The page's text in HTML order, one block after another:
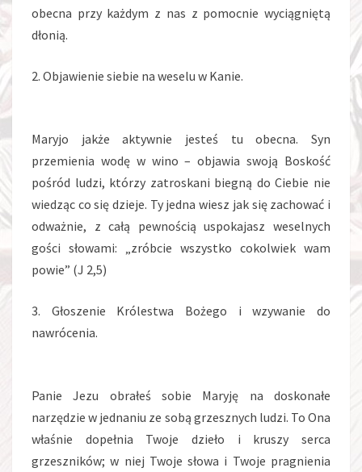
obecna przy każdym z nas z pomocnie wyciągniętą
dłonią.
2. Objawienie siebie na weselu w Kanie.
Maryjo jakże aktywnie jesteś tu obecna. Syn
przemienia wodę w wino – objawia swoją Boskość
pośród ludzi, którzy zatroskani biegną do Ciebie nie
wiedząc co się dzieje. Ty jedna wiesz jak się zachować i
odważnie, z całą pewnością uspokajasz weselnych
gości słowami: „zróbcie wszystko cokolwiek wam
powie” (J 2,5)
3. Głoszenie Królestwa Bożego i wzywanie do
nawrócenia.
Panie Jezu obrałeś sobie Maryję na doskonałe
narzędzie w jednaniu ze sobą grzesznych ludzi. To Ona
właśnie dopełnia Twoje dzieło i kruszy serca
grzeszników; w niej Twoje słowa i Twoje pragnienia